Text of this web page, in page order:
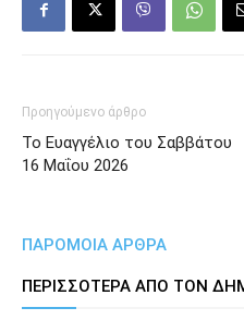
Προηγούμενο άρθρο
Το Ευαγγέλιο του Σαββάτου
16 Μαΐου 2026
ΠΑΡΟΜΟΙΑ ΑΡΘΡΑ
ΠΕΡΙΣΣΟΤΕΡΑ ΑΠΟ ΤΟΝ